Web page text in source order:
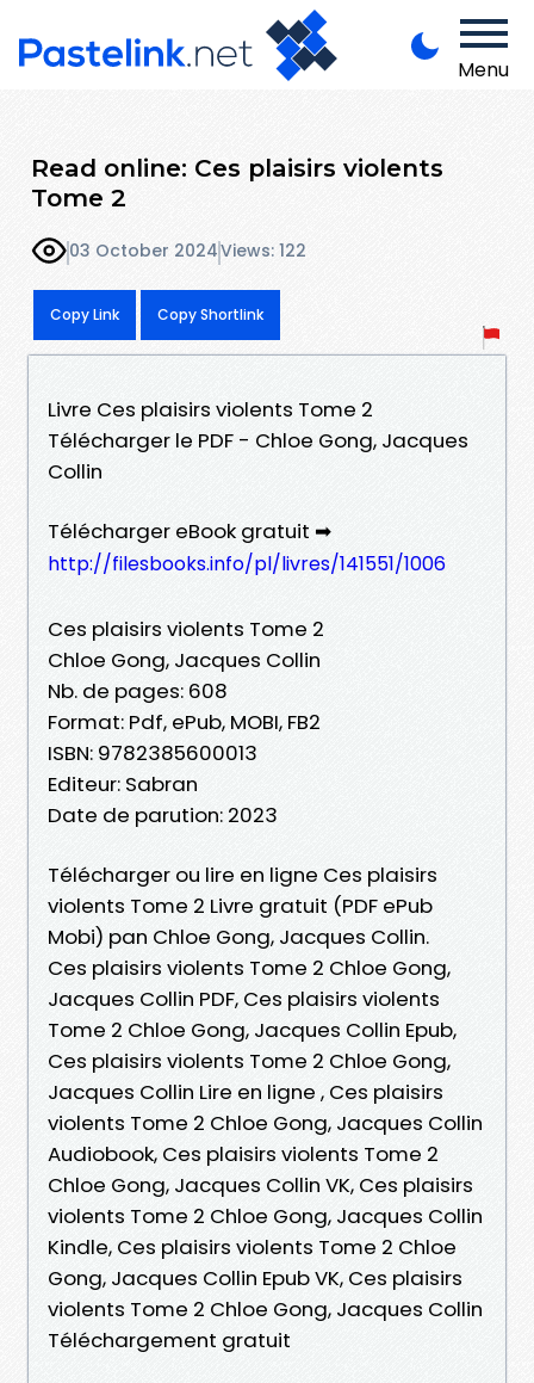
Menu
Read online: Ces plaisirs violents
Tome 2
03 October 2024Views: 122
Copy Link Copy Shortlink
Livre Ces plaisirs violents Tome 2
Télécharger le PDF - Chloe Gong, Jacques
Collin
Télécharger eBook gratuit ➡
http://filesbooks.info/pl/livres/141551/1006
Ces plaisirs violents Tome 2
Chloe Gong, Jacques Collin
Nb. de pages: 608
Format: Pdf, ePub, MOBI, FB2
ISBN: 9782385600013
Editeur: Sabran
Date de parution: 2023
Télécharger ou lire en ligne Ces plaisirs
violents Tome 2 Livre gratuit (PDF ePub
Mobi) pan Chloe Gong, Jacques Collin.
Ces plaisirs violents Tome 2 Chloe Gong,
Jacques Collin PDF, Ces plaisirs violents
Tome 2 Chloe Gong, Jacques Collin Epub,
Ces plaisirs violents Tome 2 Chloe Gong,
Jacques Collin Lire en ligne , Ces plaisirs
violents Tome 2 Chloe Gong, Jacques Collin
Audiobook, Ces plaisirs violents Tome 2
Chloe Gong, Jacques Collin VK, Ces plaisirs
violents Tome 2 Chloe Gong, Jacques Collin
Kindle, Ces plaisirs violents Tome 2 Chloe
Gong, Jacques Collin Epub VK, Ces plaisirs
violents Tome 2 Chloe Gong, Jacques Collin
Téléchargement gratuit